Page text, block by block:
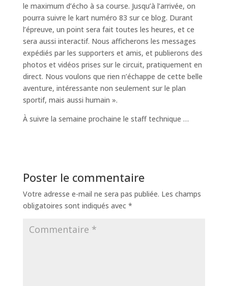
le maximum d’écho à sa course. Jusqu’à l’arrivée, on
pourra suivre le kart numéro 83 sur ce blog. Durant
l’épreuve, un point sera fait toutes les heures, et ce
sera aussi interactif. Nous afficherons les messages
expédiés par les supporters et amis, et publierons des
photos et vidéos prises sur le circuit, pratiquement en
direct. Nous voulons que rien n’échappe de cette belle
aventure, intéressante non seulement sur le plan
sportif, mais aussi humain ».
À suivre la semaine prochaine le staff technique …
Poster le commentaire
Votre adresse e-mail ne sera pas publiée. Les champs
obligatoires sont indiqués avec *